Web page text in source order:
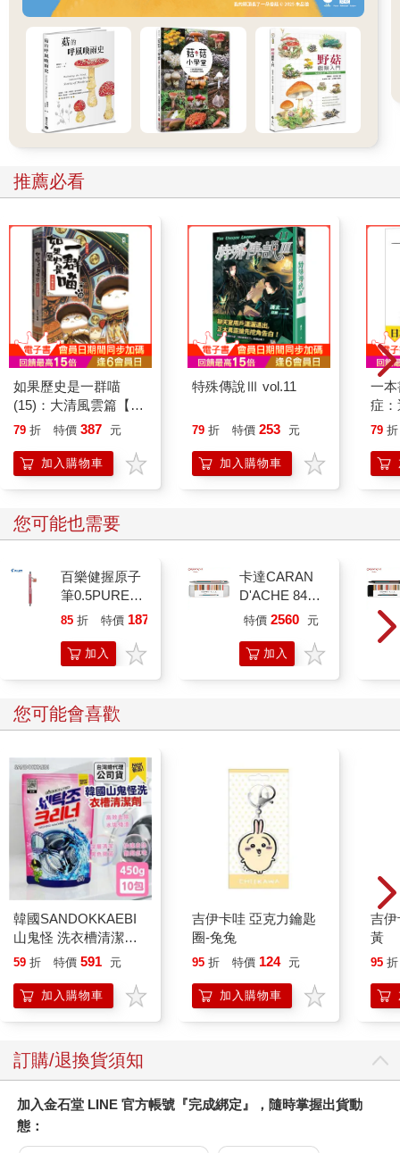
推薦必看
如果歷史是一群喵
(15)：大清風雲篇【萌
貓漫畫學歷史】
79 折 特價 387 元
加入購物車
特殊傳說Ⅲ vol.11
79 折 特價 253 元
加入購物車
一
症
開
的
79 折
您可能也需要
百樂健握原子
筆0.5PURE聯
名 頂級白桃
85 折 特價 187
加入
購物
卡達CARAN
D'ACHE 849
Paul Smith 原
銀
特價 2560 元
加入
購物
您可能會喜歡
韓國SANDOKKAEBI
山鬼怪 洗衣槽清潔劑
450公克-10包組
59 折 特價 591 元
加入購物車
吉伊卡哇 亞克力鑰匙
圈-兔兔
95 折 特價 124 元
加入購物車
吉
黃
95 折
訂購/退換貨須知
加入金石堂 LINE 官方帳號『完成綁定』，隨時掌握出貨動
態：